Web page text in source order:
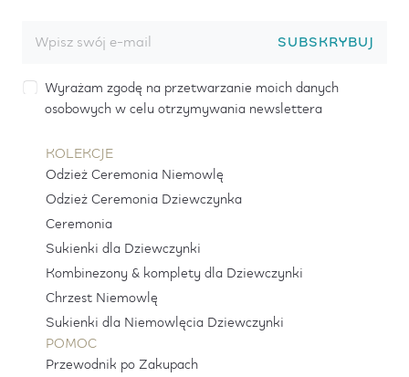
SUBSKRYBUJ
Wyrażam zgodę na przetwarzanie moich danych
osobowych w celu otrzymywania newslettera
KOLEKCJE
Odzież Ceremonia Niemowlę
Odzież Ceremonia Dziewczynka
Ceremonia
Sukienki dla Dziewczynki
Kombinezony & komplety dla Dziewczynki
Chrzest Niemowlę
Sukienki dla Niemowlęcia Dziewczynki
POMOC
Przewodnik po Zakupach